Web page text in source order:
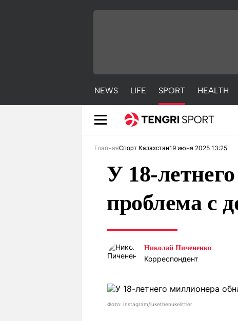
NEWS LIFE SPORT HEALTH
Погода
Рейтинги
ГлавнаяСпорт Казахстан19 июня 2025 13:25
У 18-
проблема с
Николай Пичененко
Корреспондент
Фото: Instagram/lukethenukelittler